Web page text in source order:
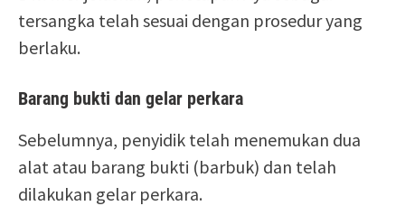
tersangka telah sesuai dengan prosedur yang
berlaku.
Barang bukti dan gelar perkara
Sebelumnya, penyidik telah menemukan dua
alat atau barang bukti (barbuk) dan telah
dilakukan gelar perkara.